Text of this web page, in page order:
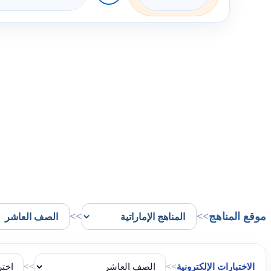
موقع المناهج>>
>>
الاختبارات الإلكترونية>>
>>